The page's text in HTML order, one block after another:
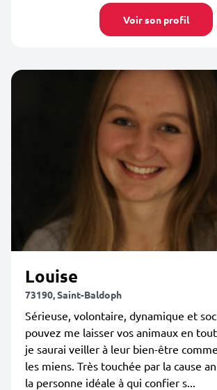
Voir son profil
Louise
73190, Saint-Baldoph
Sérieuse, volontaire, dynamique et
pouvez me laisser vos animaux en
je saurai veiller à leur bien-être
les miens. Très touchée par la cause
la personne idéale à qui confier s...